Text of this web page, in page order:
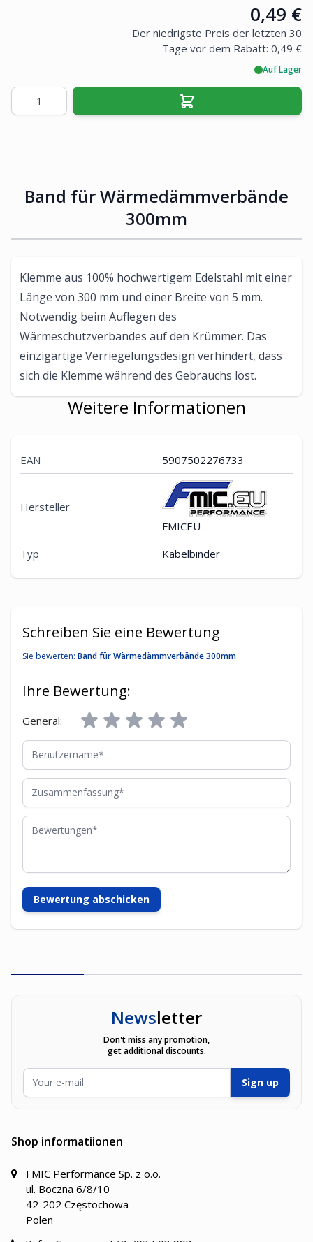
Price:
0,49 €
Der niedrigste Preis der letzten 30
Tage vor dem Rabatt: 0,49 €
Auf Lager
Menge
Band für Wärmedämmverbände
300mm
Klemme aus 100% hochwertigem Edelstahl mit einer
Länge von 300 mm und einer Breite von 5 mm.
Notwendig beim Auflegen des
Wärmeschutzverbandes auf den Krümmer. Das
einzigartige Verriegelungsdesign verhindert, dass
sich die Klemme während des Gebrauchs löst.
Weitere Informationen
EAN 5907502276733
Hersteller
FMICEU
Typ
Kabelbinder
Schreiben Sie eine Bewertung
Sie bewerten: Band für Wärmedämmverbände 300mm
Ihre Bewertung:
General:
Benutzername
Zusammenfassung
Bewertungen
Bewertung abschicken
Newsletter
Don't miss any promotion,
get additional discounts.
Sign up
Shop informatiionen
FMIC Performance Sp. z o.o.
ul. Boczna 6/8/10
42-202 Częstochowa
Polen